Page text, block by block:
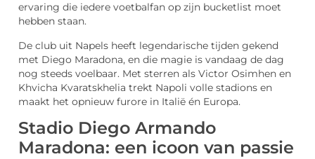
ervaring die iedere voetbalfan op zijn bucketlist moet
hebben staan.
De club uit Napels heeft legendarische tijden gekend
met Diego Maradona, en die magie is vandaag de dag
nog steeds voelbaar. Met sterren als Victor Osimhen en
Khvicha Kvaratskhelia trekt Napoli volle stadions en
maakt het opnieuw furore in Italië én Europa.
Stadio Diego Armando
Maradona: een icoon van passie